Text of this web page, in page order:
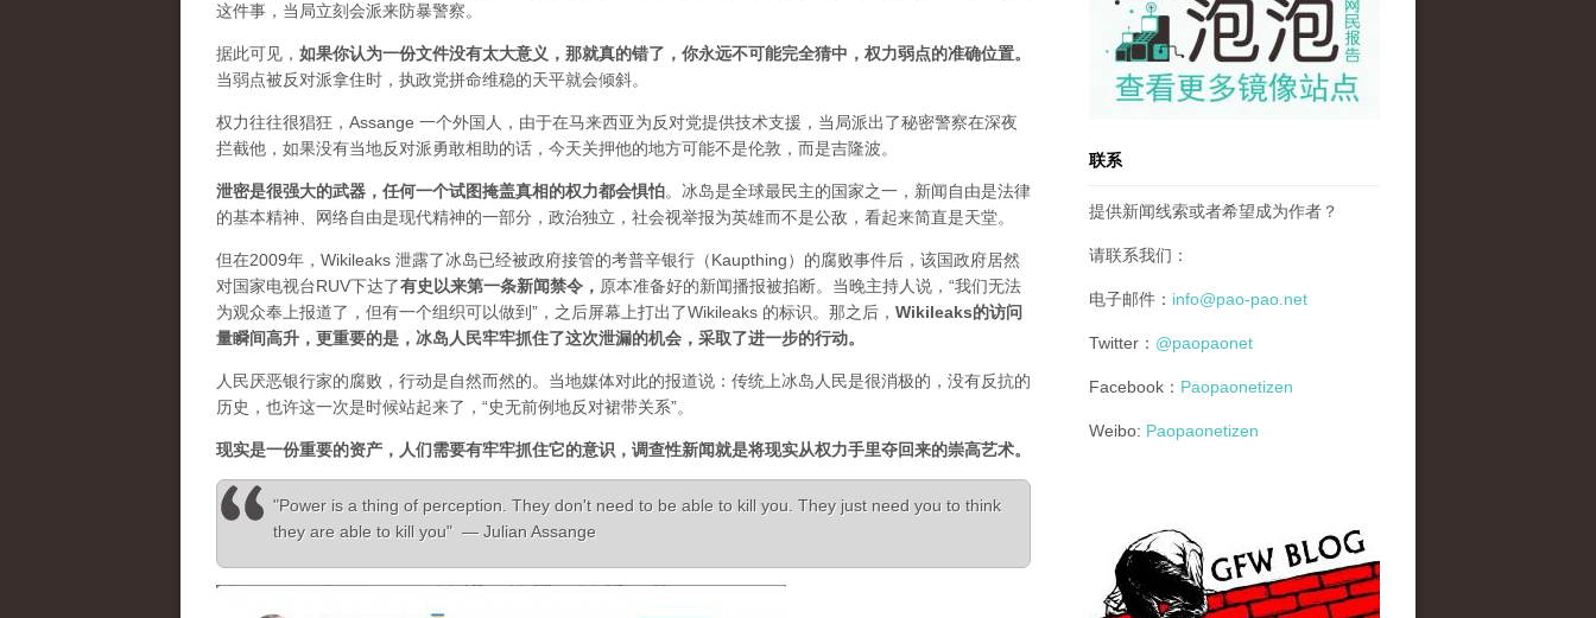
这件事，当局立刻会派来防暴警察。
据此可见， 如果你认为一份文件没有太大意义，那就真的错了，你永远不可能完全猜中，权力弱点的准确位置。
当弱点被反对派拿住时，执政党拼命维稳的天平就会倾斜。
权力往往很猖狂，Assange 一个外国人，由于在马来西亚为反对党提供技术支援，当局派出了秘密警察在深夜
拦截他，如果没有当地反对派勇敢相助的话，今天关押他的地方可能不是伦敦，而是吉隆波。
泄密是很强大的武器，任何一个试图掩盖真相的权力都会惧怕。 冰岛是全球最民主的国家之一，新闻自由是法律
的基本精神、网络自由是现代精神的一部分，政治独立，社会视举报为英雄而不是公敌，看起来简直是天堂。
但在2009年，Wikileaks 泄露了冰岛已经被政府接管的考普辛银行（Kaupthing）的腐败事件后，该国政府居然
对国家电视台RUV下达了有史以来第一条新闻禁令 ， 原本准备好的新闻播报被掐断。当晚主持人说，“我们无法
为观众奉上报道了，但有一个组织可以做到”，之后屏幕上打出了Wikileaks 的标识。那之后， Wikileaks的访问
量瞬间高升，更重要的是，冰岛人民牢牢抓住了这次泄漏的机会，采取了进一步的行动。
人民厌恶银行家的腐败，行动是自然而然的。当地媒体对此的报道说：传统上冰岛人民是很消极的，没有反抗的
历史，也许这一次是时候站起来了，“史无前例地反对裙带关系”。
现实是一份重要的资产，人们需要有牢牢抓住它的意识，调查性新闻就是将现实从权力手里夺回来的崇高艺术。
"Power is a thing of perception. They don't need to be able to kill you. They just need you to think
they are able to kill you" — Julian Assange
联系
提供新闻线索或者希望成为作者？
请联系我们：
电子邮件： info@pao-pao.net
Twitter： @paopaonet
Facebook： Paopaonetizen
Weibo: Paopaonetizen
gfw_blog_small.jpg